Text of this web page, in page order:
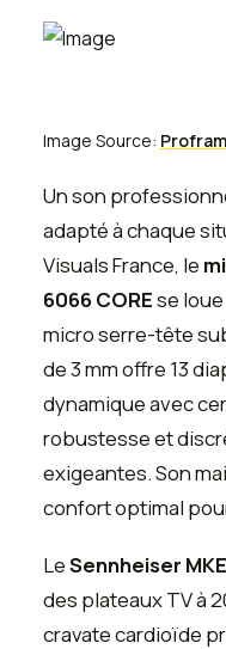
Image Source:
Un son
adapté à chaque
Visuals France, le
6066 COREse loue
micro serre-tête
de 3 mm offre 13
dynamique avec
robustesse et
exigeantes. Son
confort optimal
LeSennheiser
des plateaux TV à
cravate cardioïde